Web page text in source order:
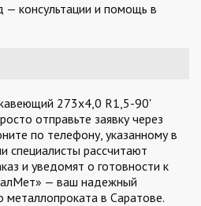
консультации и помощь в
273х4,0 R1,5-90'
отправьте заявку через
по телефону, указанному в
специалисты рассчитают
и уведомят о готовности к
— ваш надежный
в Саратове.